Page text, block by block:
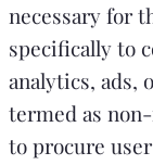
necessary for
specifically to
analytics, ads,
termed as
to procure